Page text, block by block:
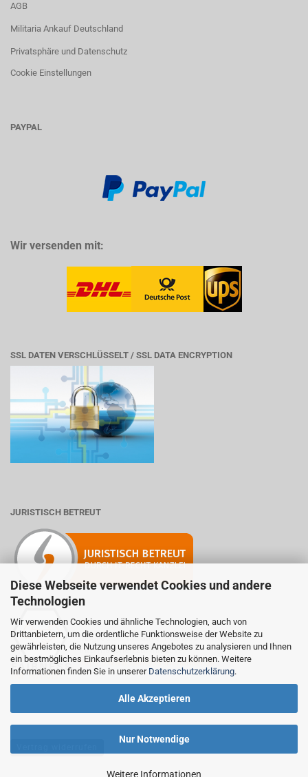
Diese Webseite verwendet Cookies und andere
Technologien
Wir verwenden Cookies und ähnliche Technologien, auch von
Drittanbietern, um die ordentliche Funktionsweise der Website zu
gewährleisten, die Nutzung unseres Angebotes zu analysieren und Ihnen
ein bestmögliches Einkaufserlebnis bieten zu können. Weitere
Informationen finden Sie in unserer Datenschutzerklärung.
Alle Akzeptieren
Nur Notwendige
Weitere Informationen
AGB
Militaria Ankauf Deutschland
Privatsphäre und Datenschutz
Cookie Einstellungen
PAYPAL
Wir versenden mit:
SSL DATEN VERSCHLÜSSELT / SSL DATA ENCRYPTION
JURISTISCH BETREUT
Mitglied der Initiative "Fairness im Handel".
Informationen zur Initiative:
https://www.fairness-im-handel.de